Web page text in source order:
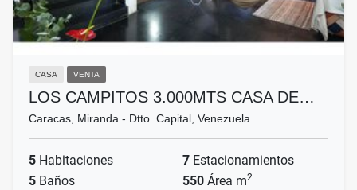
CASA VENTA
LOS CAMPITOS 3.000MTS CASA DE…
Caracas, Miranda - Dtto. Capital, Venezuela
5 Habitaciones 7 Estacionamientos
5 Baños 550 Área m2